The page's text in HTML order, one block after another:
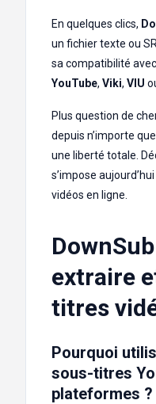
En quelques clics,
un fichier texte ou
sa compatibilité
YouTube, Viki, VIU
Plus question de
depuis n’importe
une liberté totale.
s’impose
vidéos en ligne.
extraire
titres
Pourquoi
sous-titres
plateformes ?